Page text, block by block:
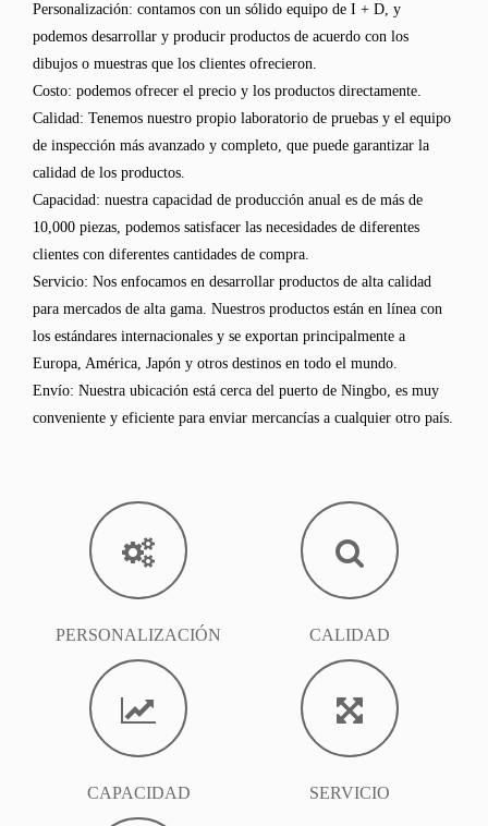
Personalización: contamos con un sólido equipo de I + D, y
podemos desarrollar y producir productos de acuerdo con los
dibujos o muestras que los clientes ofrecieron.
Costo: podemos ofrecer el precio y los productos directamente.
Calidad: Tenemos nuestro propio laboratorio de pruebas y el equipo
de inspección más avanzado y completo, que puede garantizar la
calidad de los productos.
Capacidad: nuestra capacidad de producción anual es de más de
10,000 piezas, podemos satisfacer las necesidades de diferentes
clientes con diferentes cantidades de compra.
Servicio: Nos enfocamos en desarrollar productos de alta calidad
para mercados de alta gama. Nuestros productos están en línea con
los estándares internacionales y se exportan principalmente a
Europa, América, Japón y otros destinos en todo el mundo.
Envío: Nuestra ubicación está cerca del puerto de Ningbo, es muy
conveniente y eficiente para enviar mercancías a cualquier otro país.
PERSONALIZACIÓN CALIDAD
CAPACIDAD SERVICIO